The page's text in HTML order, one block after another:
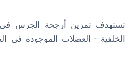
تستهدف تمرين أرجحة الجرس في
الخلفية - العضلات الموجودة في